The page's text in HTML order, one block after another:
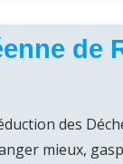
de
des
mieux,